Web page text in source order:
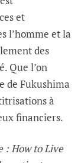
et
l’homme et la
des
Que l’on
de Fukushima
à
financiers.
How to Live